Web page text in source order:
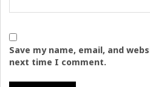
Save my name, email, and
next time I comment.